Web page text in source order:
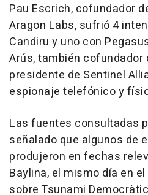
Pau Escrich, cofundador
Aragon Labs, sufrió 4
Candiru y uno con
Arús, también cofundador
presidente de Sentinel
espionaje telefónico y
Las fuentes consultadas
señalado que algunos de
produjeron en fechas
Baylina, el mismo día en
sobre Tsunami